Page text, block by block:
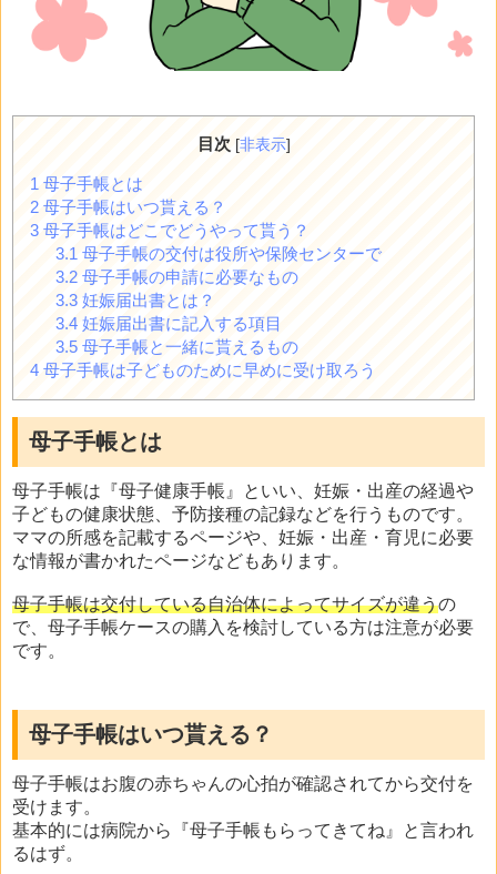
目次 [非表示]
1 母子手帳とは
2 母子手帳はいつ貰える？
3 母子手帳はどこでどうやって貰う？
3.1 母子手帳の交付は役所や保険センターで
3.2母子手帳の申請に必要なもの
3.3妊娠届出書とは？
3.4妊娠届出書に記入する項目
3.5母子手帳と一緒に貰えるもの
4 母子手帳は子どものために早めに受け取ろう
母子手帳とは
母子手帳は『母子健康手帳』といい、妊娠・出産の経過や
子どもの健康状態、予防接種の記録などを行うものです。
ママの所感を記載するページや、妊娠・出産・育児に必要
な情報が書かれたページなどもあります。
母子手帳は交付している自治体によってサイズが違うの
で、母子手帳ケースの購入を検討している方は注意が必要
です。
母子手帳はいつ貰える？
母子手帳はお腹の赤ちゃんの心拍が確認されてから交付を
受けます。
基本的には病院から『母子手帳もらってきてね』と言われ
るはず。